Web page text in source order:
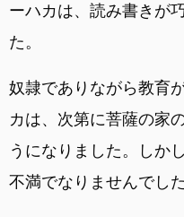
ーハカは、読み書きが
た。
奴隷でありながら教育
カは、次第に菩薩の家
うになりました。しか
不満でなりませんでした